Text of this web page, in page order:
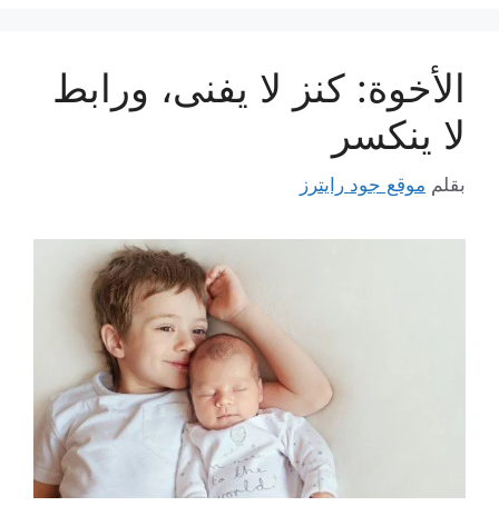
الأخوة: كنز لا يفنى، ورابط
لا ينكسر
بقلم موقع جود رايترز